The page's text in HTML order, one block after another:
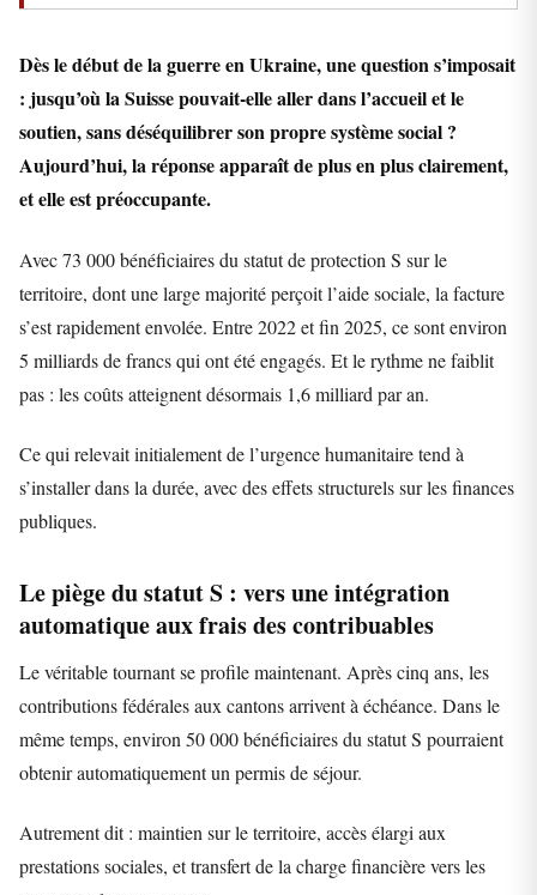
Dès le début de la guerre en Ukraine, une question s’imposait
: jusqu’où la Suisse pouvait-elle aller dans l’accueil et le
soutien, sans déséquilibrer son propre système social ?
Aujourd’hui, la réponse apparaît de plus en plus clairement,
et elle est préoccupante.
Avec 73 000 bénéficiaires du statut de protection S sur le
territoire, dont une large majorité perçoit l’aide sociale, la facture
s’est rapidement envolée. Entre 2022 et fin 2025, ce sont environ
5 milliards de francs qui ont été engagés. Et le rythme ne faiblit
pas : les coûts atteignent désormais 1,6 milliard par an.
Ce qui relevait initialement de l’urgence humanitaire tend à
s’installer dans la durée, avec des effets structurels sur les finances
publiques.
Le piège du statut S : vers une intégration
automatique aux frais des contribuables
Le véritable tournant se profile maintenant. Après cinq ans, les
contributions fédérales aux cantons arrivent à échéance. Dans le
même temps, environ 50 000 bénéficiaires du statut S pourraient
obtenir automatiquement un permis de séjour.
Autrement dit : maintien sur le territoire, accès élargi aux
prestations sociales, et transfert de la charge financière vers les